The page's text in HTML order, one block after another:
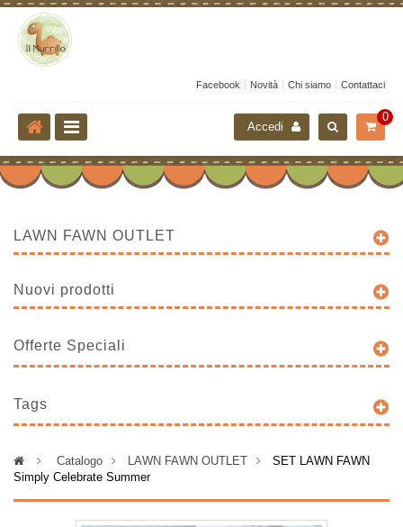
Facebook Novità Chi siamo Contattaci
0
Accedi
LAWN FAWN OUTLET
Nuovi prodotti
Offerte Speciali
Tags
> Catalogo > LAWN FAWN OUTLET >
SET LAWN FAWN
Simply Celebrate Summer